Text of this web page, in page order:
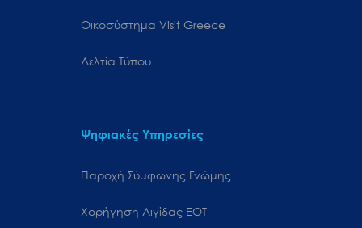
Oικοσύστημα Visit Greece
Δελτία Τύπου
Ψηφιακές Υπηρεσίες
Παροχή Σύμφωνης Γνώμης
Χορήγηση Αιγίδας ΕΟΤ